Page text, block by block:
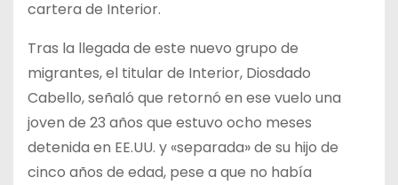
cartera de Interior.
Tras la llegada de este nuevo grupo de
migrantes, el titular de Interior, Diosdado
Cabello, señaló que retornó en ese vuelo una
joven de 23 años que estuvo ocho meses
detenida en EE.UU. y «separada» de su hijo de
cinco años de edad, pese a que no había